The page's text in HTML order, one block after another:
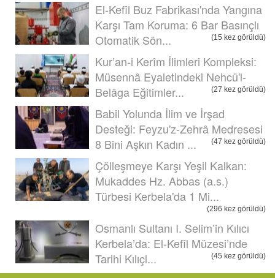
El-Kefîl Buz Fabrikası'nda Yangına
Karşı Tam Koruma: 6 Bar Basınçlı
Otomatik Sön...
(15 kez görüldü)
Kur’an-i Kerîm İlimleri Kompleksi:
Müsennâ Eyaletindeki Nehcü'l-
Belâga Eğitimler...
(27 kez görüldü)
Babil Yolunda İlim ve İrşad
Desteği: Feyzu'z-Zehrâ Medresesi
8 Bini Aşkın Kadın ...
(47 kez görüldü)
Çölleşmeye Karşı Yeşil Kalkan:
Mukaddes Hz. Abbas (a.s.)
Türbesi Kerbela'da 1 Mi...
(296 kez görüldü)
Osmanlı Sultanı I. Selim’in Kılıcı
Kerbela’da: El-Kefîl Müzesi’nde
Tarihi Kılıçl...
(45 kez görüldü)